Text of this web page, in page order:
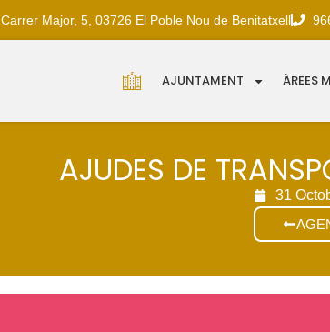
Carrer Major, 5, 03726 El Poble Nou de Benitatxell
AJUNTAMENT ÀREES
AJUDES DE
31